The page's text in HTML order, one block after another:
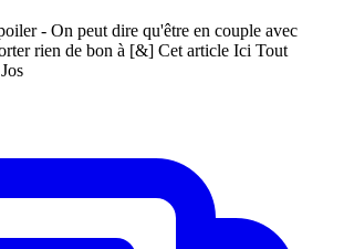
- On peut dire qu'être en couple avec
rien de bon à [&] Cet article Ici Tout